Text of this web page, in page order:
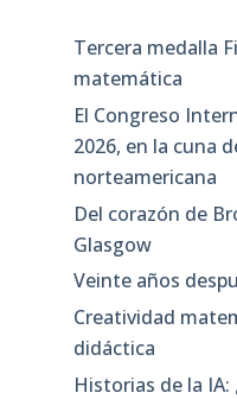
Tercera medalla
matemática
El Congreso
2026, en la cuna
norteamericana
Del corazón de
Glasgow
Veinte años
Creatividad
didáctica
Historias de la